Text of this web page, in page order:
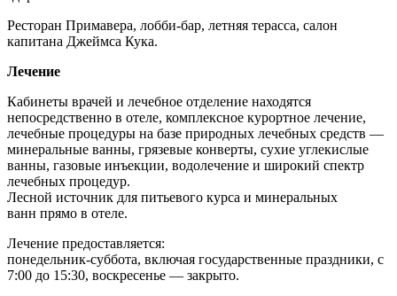
Ресторан Примавера, лобби-бар, летняя терасса, салон
капитана Джеймса Кука.
Лечение
Кабинеты врачей и лечебное отделение находятся
непосредственно в отеле, комплексное курортное лечение,
лечебные процедуры на базе природных лечебных средств —
минеральные ванны, грязевые конверты, сухие углекислые
ванны, газовые инъекции, водолечение и широкий спектр
лечебных процедур.
Лесной источник для питьевого курса и минеральных
ванн прямо в отеле.
Лечение предоставляется:
понедельник-суббота, включая государственные праздники, с
7:00 до 15:30, воскресенье — закрыто.